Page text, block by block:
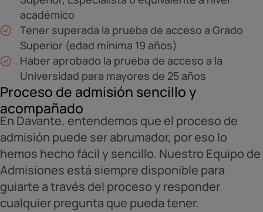
académico
Tener superada la prueba de acceso a Grado
Superior (edad mínima 19 años)
Haber aprobado la prueba de acceso a la
Universidad para mayores de 25 años
Proceso de admisión sencillo y
acompañado
En Davante, entendemos que el proceso de
admisión puede ser abrumador, por eso lo
hemos hecho fácil y sencillo. Nuestro Equipo de
Admisiones está siempre disponible para
guiarte a través del proceso y responder
cualquier pregunta que pueda tener.